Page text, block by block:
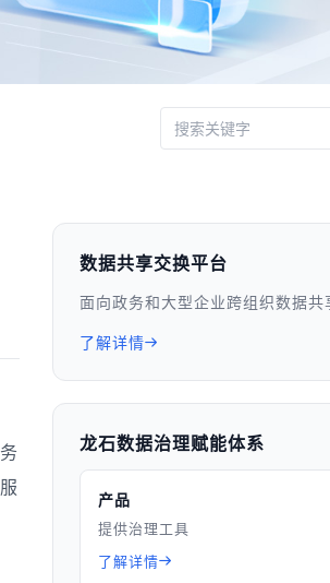
数据共享交换平台
面向政务和大型企业跨组织数据共
了解详情
龙石数据治理赋能体系
产品
提供治理工具
了解详情